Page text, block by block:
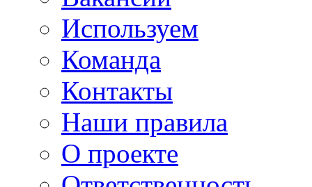
Используем
Команда
Контакты
Наши правила
О проекте